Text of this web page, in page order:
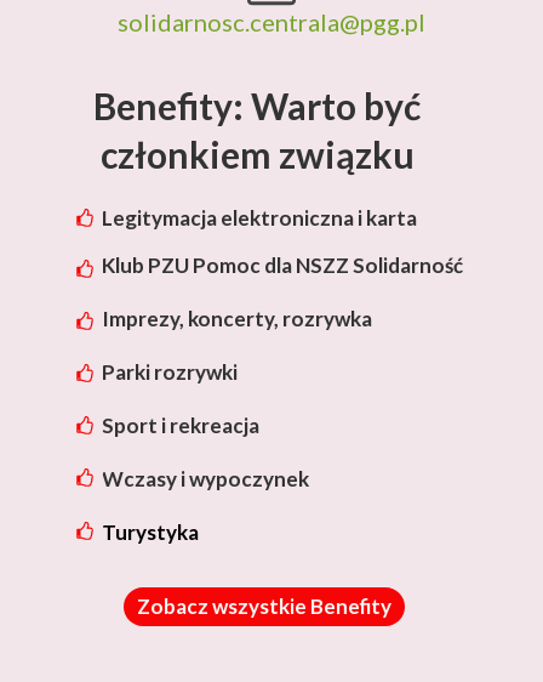
Benefity: Warto być
członkiem związku
Legitymacja elektroniczna i karta
Klub PZU Pomoc dla NSZZ Solidarność
Imprezy, koncerty, rozrywka
Parki rozrywki
Sport i rekreacja
Wczasy i wypoczynek
Turystyka
Zobacz wszystkie Benefity
solidarnosc.centrala@pgg.pl